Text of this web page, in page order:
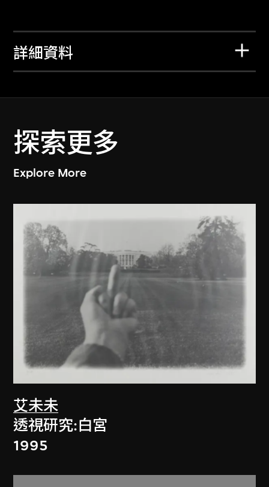
詳細資料
探索更多
Explore More
艾未未
透視研究:白宮
1995